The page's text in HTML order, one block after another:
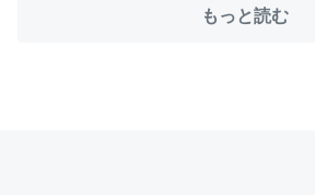
もっと読む